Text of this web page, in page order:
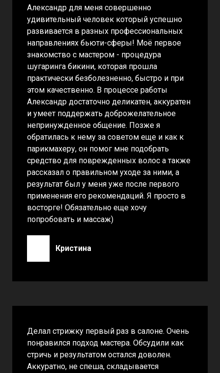
Александр для меня совершенно
удивительный человек который успешно
развивается в разных профессиональных
направлениях бьюти-сферы! Моё первое
знакомство с мастером - процедура
шугаринга бикини, которая прошла
практически безболезненно, быстро и при
этом качественно. В процессе работы
Александр достаточно деликатен, аккуратен
и умеет поддержать доброжелательное
непринужденное общение. Позже я
обратилась к нему за советом еще и как к
парикмахеру, он помог мне подобрать
средство для поврежденных волос а также
рассказал о правильном уходе за ними, а
результат был у меня уже после первого
применения его рекомендаций. Я просто в
восторге! Обязательно еще хочу
попробовать и массаж)
Кристина
Делал стрижку первый раз в салоне. Очень
понравился подход мастера. Обсудили как
стричь и результатом остался доволен.
Аккуратно, не спеша, складывается